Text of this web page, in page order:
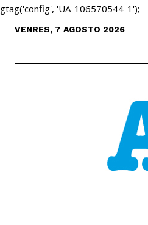
gtag('config', 'UA-106570544-1');
VENRES, 7 AGOSTO 2026